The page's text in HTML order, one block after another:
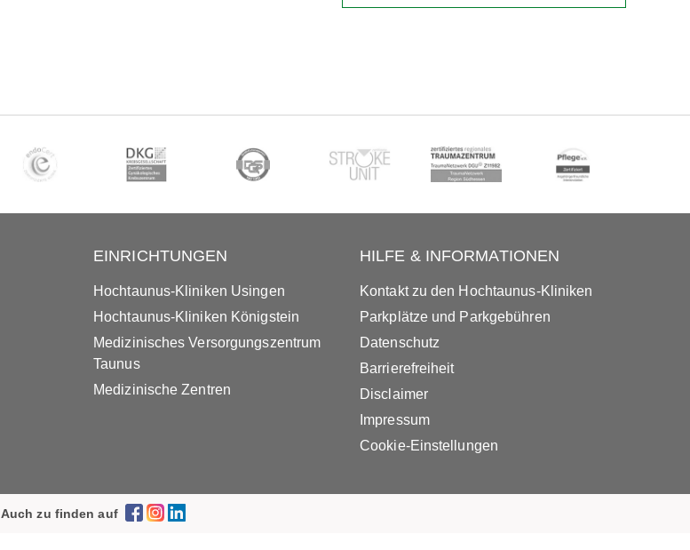
EINRICHTUNGEN
Hochtaunus-Kliniken Usingen
Hochtaunus-Kliniken Königstein
Medizinisches Versorgungszentrum
Taunus
Medizinische Zentren
HILFE & INFORMATIONEN
Kontakt zu den Hochtaunus-Kliniken
Parkplätze und Parkgebühren
Datenschutz
Barrierefreiheit
Disclaimer
Impressum
Cookie-Einstellungen
Auch zu finden auf